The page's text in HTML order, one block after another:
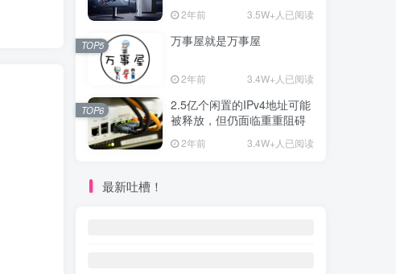
2年前 3.5W+人已阅读
万事屋就是万事屋
2年前 3.4W+人已阅读
TOP5
2.5亿个闲置的IPv4地址可能
被释放，但仍面临重重阻碍
2年前 3.4W+人已阅读
TOP6
最新吐槽！